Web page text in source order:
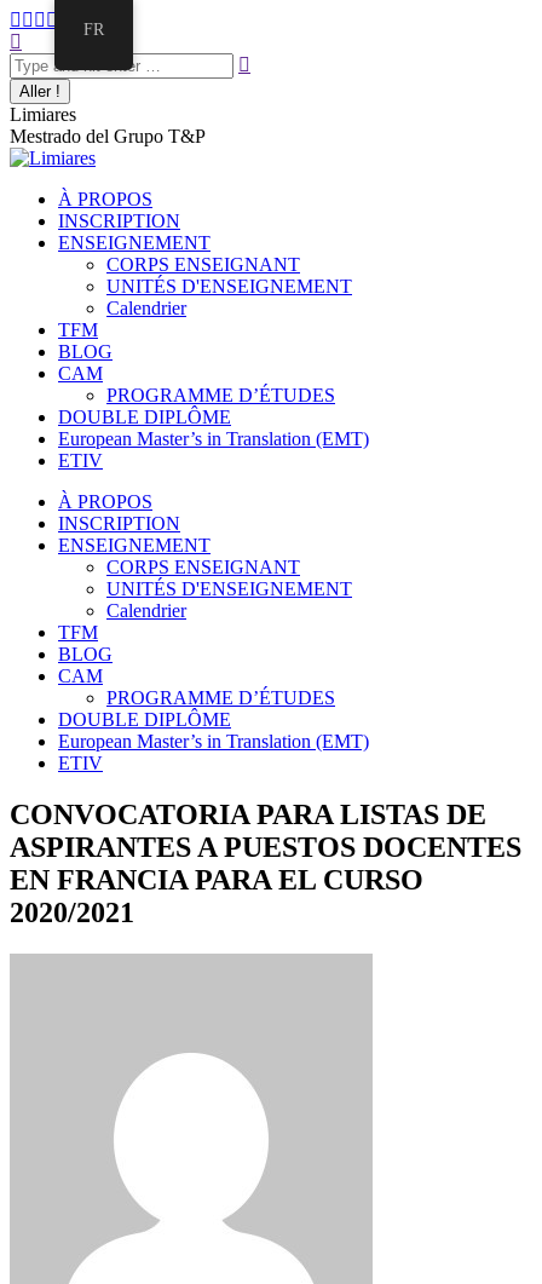
Aller
au
contenu
La
Facebook
s'ouvre
dans
une
nouvelle
fenêtre
La
Twitter
s'ouvre
dans
une
nouvelle
fenêtre
La
E-
mail
s'ouvre
dans
une
nouvelle
fenêtre
page
s'ouvre
dans
une
nouvelle
fenêtre
La
page
LinkedIn
s'ouvre
dans
une
nouvelle
fenêtre
Recherche
Limiares
Mestrado del Grupo T&P
À PROPOS
INSCRIPTION
ENSEIGNEMENT
CORPS ENSEIGNANT
UNITÉS D'ENSEIGNEMENT
Calendrier
TFM
BLOG
CAM
PROGRAMME D’ÉTUDES
DOUBLE DIPLÔME
European Master’s in Translation (EMT)
ETIV
À PROPOS
INSCRIPTION
ENSEIGNEMENT
CORPS ENSEIGNANT
UNITÉS D'ENSEIGNEMENT
Calendrier
TFM
BLOG
CAM
PROGRAMME D’ÉTUDES
DOUBLE DIPLÔME
European Master’s in Translation (EMT)
ETIV
CONVOCATORIA PARA LISTAS DE
ASPIRANTES A PUESTOS DOCENTES
EN FRANCIA PARA EL CURSO
2020/2021
FR